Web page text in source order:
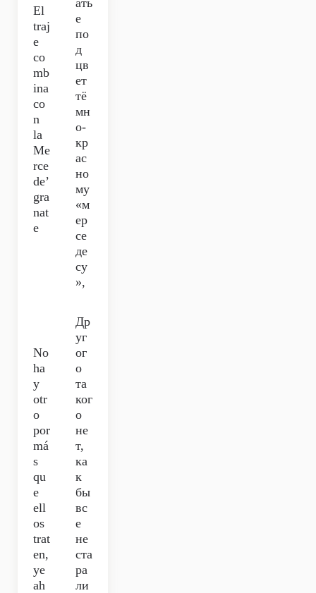
El
traj
e
co
mb
ina
co
n
la
Me
rce
de’
gra
nat
e
ать
е
по
д
цв
ет
тё
мн
о-
кр
ас
но
му
«м
ер
се
де
су
»,
No
ha
y
otr
o
por
má
s
qu
e
ell
os
trat
en,
ye
ah
Др
уг
ог
о
та
ког
о
не
т,
ка
к
бы
вс
е
не
ста
ра
ли